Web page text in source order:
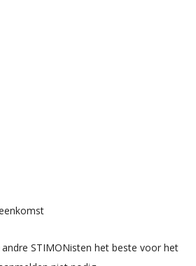
STIMONisten het beste voor het